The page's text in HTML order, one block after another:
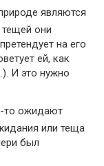
являются
тещей они
на его
ей, как
И это нужно
то ожидают
или теща
был